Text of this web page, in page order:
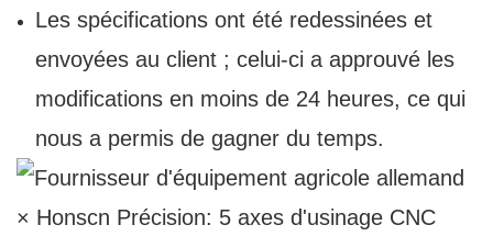
Les spécifications ont été redessinées et
envoyées au client ; celui-ci a approuvé les
modifications en moins de 24 heures, ce qui
nous a permis de gagner du temps.